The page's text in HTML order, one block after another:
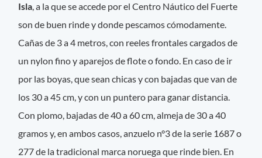
Isla, a la que se accede por el Centro Náutico del Fuerte
son de buen rinde y donde pescamos cómodamente.
Cañas de 3 a 4 metros, con reeles frontales cargados de
un nylon fino y aparejos de flote o fondo. En caso de ir
por las boyas, que sean chicas y con bajadas que van de
los 30 a 45 cm, y con un puntero para ganar distancia.
Con plomo, bajadas de 40 a 60 cm, almeja de 30 a 40
gramos y, en ambos casos, anzuelo n°3 de la serie 1687 o
277 de la tradicional marca noruega que rinde bien. En